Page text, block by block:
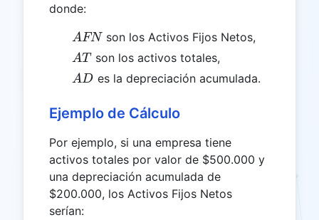
donde:
AFN
AFN son los Activos Fijos Netos,
AT
AT son los activos totales,
AD
AD es la depreciación acumulada.
Ejemplo de Cálculo
Por ejemplo, si una empresa tiene
activos totales por valor de $500.000 y
una depreciación acumulada de
$200.000, los Activos Fijos Netos
serían: